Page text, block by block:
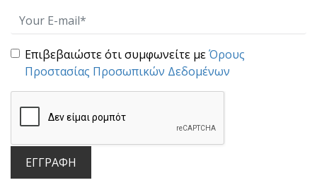
Μην πέφτεις στην παγίδα των συγκρίσεων!
Επιβεβαιώστε ότι συμφωνείτε μεΌρους
Προστασίας Προσωπικών Δεδομένων
ΕΓΓΡΑΦΗ